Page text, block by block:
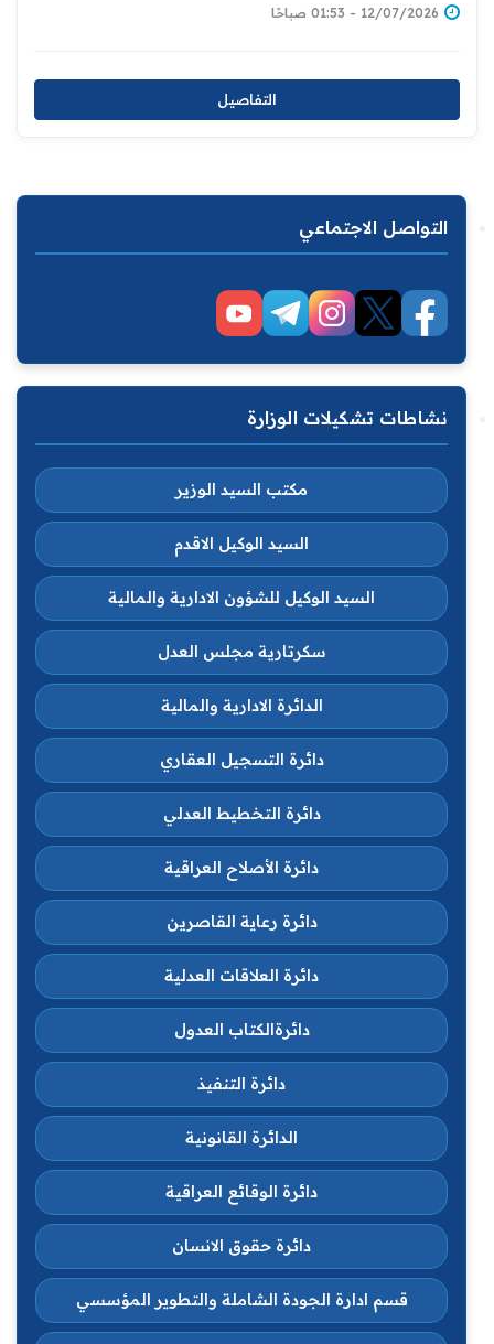
12/07/2026 - 01:53 صباحًا
التفاصيل
التواصل الاجتماعي
نشاطات تشكيلات الوزارة
مكتب السيد الوزير
السيد الوكيل الاقدم
السيد الوكيل للشؤون الادارية والمالية
سكرتارية مجلس العدل
الدائرة الادارية والمالية
دائرة التسجيل العقاري
دائرة التخطيط العدلي
دائرة الأصلاح العراقية
دائرة رعاية القاصرين
دائرة العلاقات العدلية
دائرةالكتاب العدول
دائرة التنفيذ
الدائرة القانونية
دائرة الوقائع العراقية
دائرة حقوق الانسان
قسم ادارة الجودة الشاملة والتطوير المؤسسي